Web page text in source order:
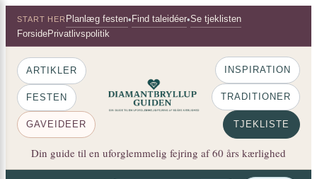
Spring
indhold
START HER Planlæg festen• Find taleidéer•Se tjeklisten
ForsidePrivatlivspolitik
ARTIKLER
FESTEN
GAVEIDEER
INSPIRATION
TRADITIONER
TJEKLISTE
Din guide til en uforglemmelig fejring af 60 års kærlighed